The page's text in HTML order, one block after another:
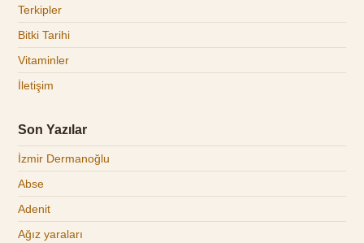
Terkipler
Bitki Tarihi
Vitaminler
İletişim
Son Yazılar
İzmir Dermanoğlu
Abse
Adenit
Ağız yaraları